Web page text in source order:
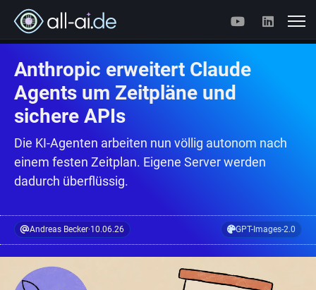
Anthropic erweitert Claude
Agents um Zeitpläne und
sichere APIs
Die KI-Agenten arbeiten nun völlig autonom nach
einem festen Zeitplan. Eigene Server werden
dadurch überflüssig.
Andreas Becker·10.06.26 GPT-Images-2.0